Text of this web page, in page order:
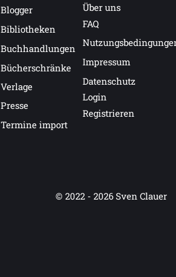
Blogger
Bibliotheken
Buchhandlungen
Bücherschränke
Verlage
Presse
Termine import
Über uns
FAQ
Impressum
Datenschutz
Login
Registrieren
© 2022 - 2026 Sven Clauer